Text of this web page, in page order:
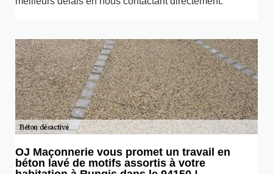
OJ Maçonnerie vous promet un travail en
béton lavé de motifs assortis à votre